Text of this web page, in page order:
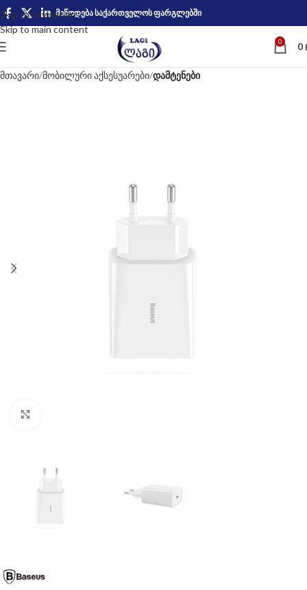
Skip to navigation
Skip to main content
მიწოდება საქართველოს ფარგლებში
0 0
მთავარი მობილური აქსესუარები დამტენები